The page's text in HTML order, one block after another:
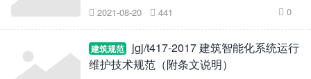
 2021-08-20  441  0
建筑规范
jgj/t417-2017 建筑智能化系统运行
维护技术规范（附条文说明）